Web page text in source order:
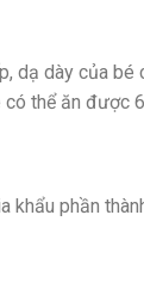
dạ dày của bé
có thể ăn được
khẩu phần